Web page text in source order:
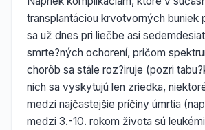
transplantáciou krvotvorných buniek
sa už dnes pri liečbe asi
smrte?ných ochorení, pričom
chorôb sa stále roz?iruje (pozri
nich sa vyskytujú len zriedka,
medzi najčastejšie príčiny úmrtia
medzi 3.-10. rokom života sú